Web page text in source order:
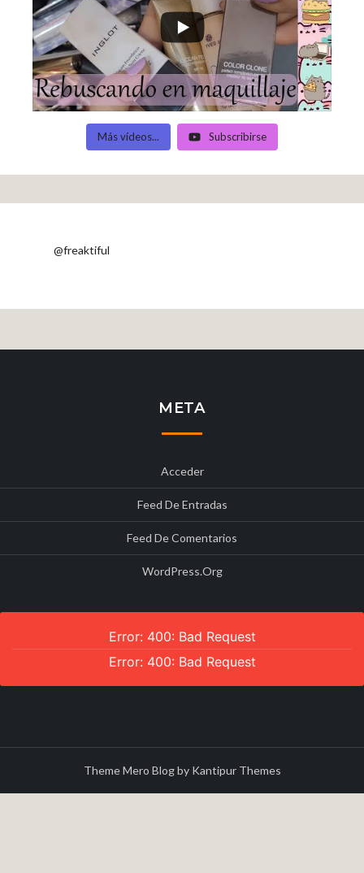
Más vídeos... Subscribirse
@freaktiful
META
Acceder
Feed De Entradas
Feed De Comentarios
WordPress.org
Error: 400: Bad Request
Error: 400: Bad Request
Theme Mero Blog by Kantipur Themes